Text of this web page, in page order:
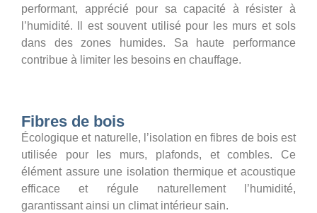
performant, apprécié pour sa capacité à résister à
l’humidité. Il est souvent utilisé pour les murs et sols
dans des zones humides. Sa haute performance
contribue à limiter les besoins en chauffage.
Fibres de bois
Écologique et naturelle, l’isolation en fibres de bois est
utilisée pour les murs, plafonds, et combles. Ce
élément assure une isolation thermique et acoustique
efficace et régule naturellement l’humidité,
garantissant ainsi un climat intérieur sain.